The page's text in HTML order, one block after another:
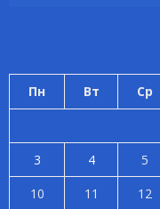
Пн Вт Ср
3
4 5
10
11 12